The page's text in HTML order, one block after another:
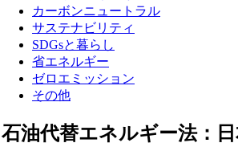
カーボンニュートラル
サステナビリティ
SDGsと暮らし
省エネルギー
ゼロエミッション
その他
石油代替エネルギー法：